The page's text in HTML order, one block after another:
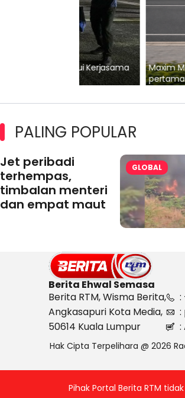
Maxim Malaysia dedah
pertama 2026
PALING POPULAR
Jet peribadi
terhempas,
timbalan menteri
dan empat maut
GLOBAL
Berita Ehwal Semasa
Berita RTM, Wisma Berita,
Angkasapuri Kota Media,
50614 Kuala Lumpur
:
:
:
Hak Cipta Terpelihara @ 2026
Pihak Portal Berita RTM